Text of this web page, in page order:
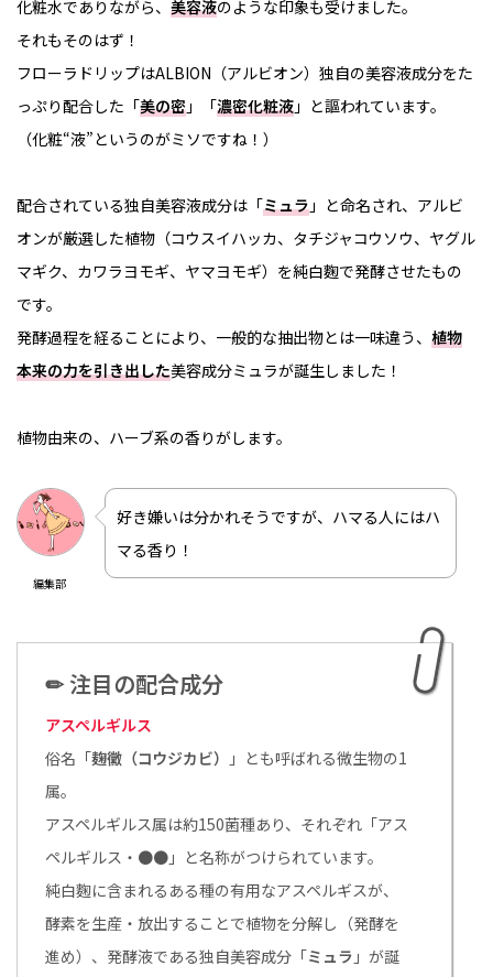
化粧水でありながら、 美容液のような印象も受けました。
それもそのはず！
フローラドリップはALBION（アルビオン）独自の美容液成分をた
っぷり配合した「美の密 」「濃密化粧液 」と謳われています。
（化粧“液”というのがミソですね！）
配合されている独自美容液成分は「ミュラ 」と命名され、アルビ
オンが厳選した植物（コウスイハッカ、タチジャコウソウ、ヤグル
マギク、カワラヨモギ、ヤマヨモギ）を純白麴で発酵させたもの
です。
発酵過程を経ることにより、一般的な抽出物とは一味違う、 植物
本来の力を引き出した美容成分ミュラが誕生しました！
植物由来の、ハーブ系の香りがします。
編集部
好き嫌いは分かれそうですが、ハマる人にはハ
マる香り！
✏ 注目の配合成分
アスペルギルス
俗名「麹黴（コウジカビ）
」とも呼ばれる微生物の1
属。
アスペルギルス属は約150菌種あり、それぞれ「アス
ペルギルス・●●」と名称がつけられています。
純白麴に含まれるある種の有用なアスペルギスが、
酵素を生産・放出することで植物を分解し（発酵を
進め）、発酵液である独自美容成分「ミュラ 」が誕